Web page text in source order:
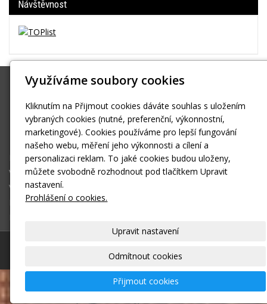
Návštěvnost
Borský
Hošťálkova 37 Praha 6 Břevnov
reklama@borsky.cz
608703570
Reklamní agentura
Včelí produkty
Vermikompostování
Kontakt
Borský Mapa webu
webové stránkys AI,doména
Využíváme soubory cookies
Kliknutím na Přijmout cookies dáváte souhlas s uložením
vybraných cookies (nutné, preferenční, výkonnostní,
marketingové). Cookies používáme pro lepší fungování
našeho webu, měření jeho výkonnosti a cílení a
personalizaci reklam. To jaké cookies budou uloženy,
můžete svobodně rozhodnout pod tlačítkem Upravit
nastavení.
Prohlášení o cookies.
Upravit nastavení
Odmítnout cookies
Přijmout cookies